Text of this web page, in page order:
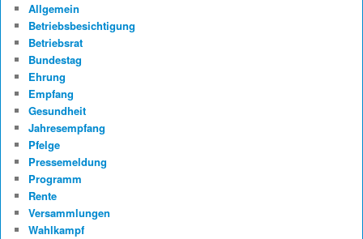
Allgemein
Betriebsbesichtigung
Betriebsrat
Bundestag
Ehrung
Empfang
Gesundheit
Jahresempfang
Pfelge
Pressemeldung
Programm
Rente
Versammlungen
Wahlkampf